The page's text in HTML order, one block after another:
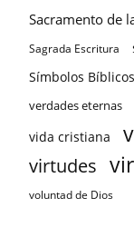
Sacramento de
Sagrada Escritura
Símbolos Bíblicos
verdades eternas
vida cristiana
virtudes
voluntad de Dios